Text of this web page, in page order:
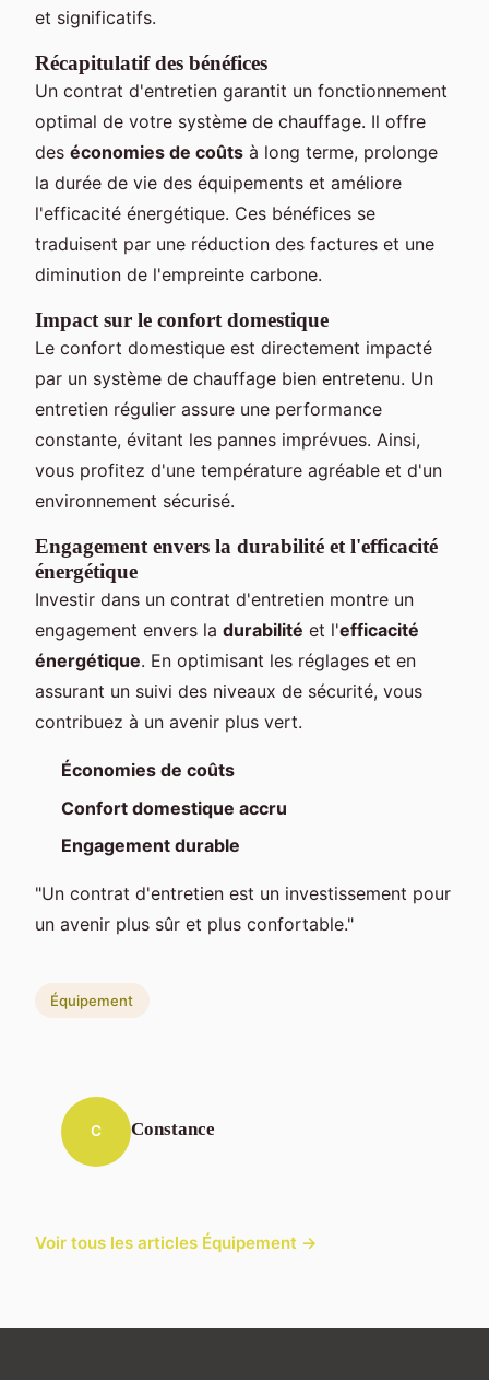
et significatifs.
Récapitulatif des bénéfices
Un contrat d'entretien garantit un fonctionnement
optimal de votre système de chauffage. Il offre
des économies de coûts à long terme, prolonge
la durée de vie des équipements et améliore
l'efficacité énergétique. Ces bénéfices se
traduisent par une réduction des factures et une
diminution de l'empreinte carbone.
Impact sur le confort domestique
Le confort domestique est directement impacté
par un système de chauffage bien entretenu. Un
entretien régulier assure une performance
constante, évitant les pannes imprévues. Ainsi,
vous profitez d'une température agréable et d'un
environnement sécurisé.
Engagement envers la durabilité et l'efficacité
énergétique
Investir dans un contrat d'entretien montre un
engagement envers la durabilité et l'efficacité
énergétique. En optimisant les réglages et en
assurant un suivi des niveaux de sécurité, vous
contribuez à un avenir plus vert.
Économies de coûts
Confort domestique accru
Engagement durable
"Un contrat d'entretien est un investissement pour
un avenir plus sûr et plus confortable."
Équipement
C Constance
Voir tous les articles Équipement →